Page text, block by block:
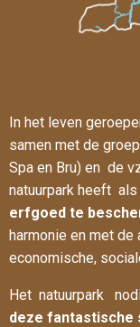
In het leven
samen met de
Spa en Bru) en de
natuurpark heeft als
erfgoed te
harmonie en met
economische,
Het natuurpark
deze fantastische